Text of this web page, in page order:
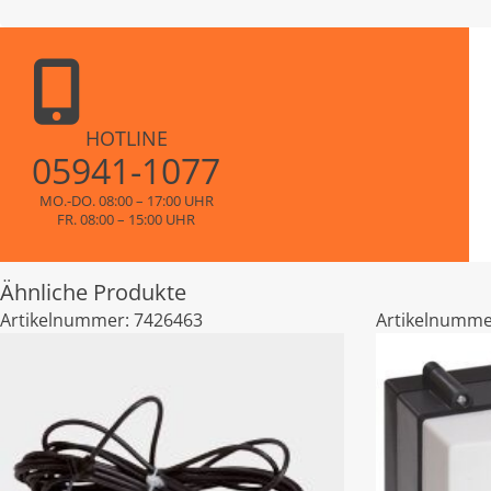
HOTLINE
05941-1077
MO.-DO. 08:00 – 17:00 UHR
FR. 08:00 – 15:00 UHR
Ähnliche Produkte
Artikelnummer: 7426463